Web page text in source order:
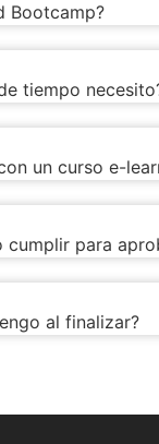
Bootcamp?
tiempo
un curso e-
cumplir para
al finalizar?